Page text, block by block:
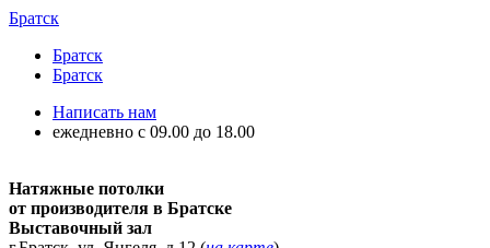
Братск
Братск
Братск
Написать нам
ежедневно с 09.00 до 18.00
Натяжные потолки
от производителя в Братске
Выставочный зал